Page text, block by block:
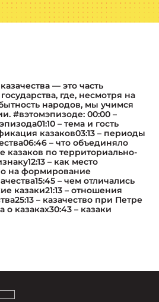
— это часть
где, несмотря на
народов, мы учимся
#вэтомэпизоде: 00:00 –
– тема и гость
казаков03:13 – периоды
– что объединяло
казаков по территориально-
– как место
на формирование
– чем отличались
казаки21:13 – отношения
– казачество при Петре
о казаках30:43 – казаки